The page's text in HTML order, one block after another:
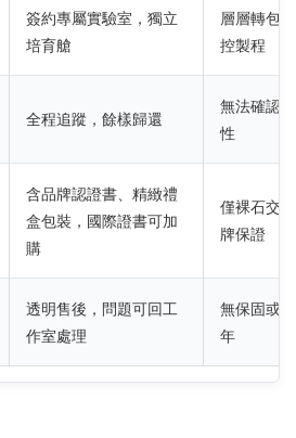
簽約專屬實驗室，獨立
培育艙
層層轉包
控製程
全程追蹤，餘樣歸還
無法確認
性
含品牌認證書、精緻禮
盒包裝，國際證書可加
購
僅裸石交
牌保證
透明售後，問題可回工
作室處理
無保固或
年